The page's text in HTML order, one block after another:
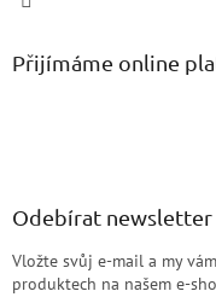
Přijímáme online
Odebírat newsletter
Vložte svůj e-mail a my
produktech na našem e-